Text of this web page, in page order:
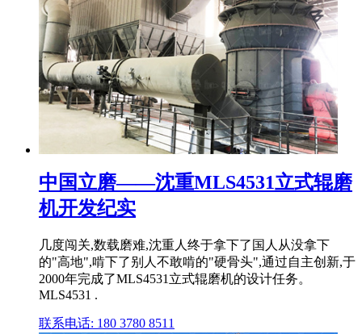
中国立磨——沈重MLS4531立式辊磨
机开发纪实
几度闯关,数载磨难,沈重人终于拿下了国人从没拿下
的"高地",啃下了别人不敢啃的"硬骨头",通过自主创新,于
2000年完成了MLS4531立式辊磨机的设计任务。
MLS4531 .
联系电话: 180 3780 8511